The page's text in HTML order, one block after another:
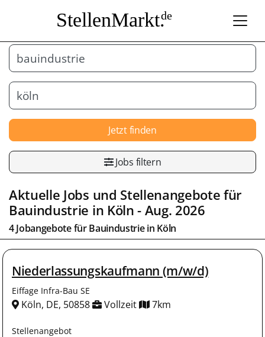
StellenMarkt.de
Jetzt finden
Jobs filtern
Aktuelle Jobs und Stellenangebote für
Bauindustrie in Köln- Aug. 2026
4 Jobangebote fürBauindustriein Köln
Niederlassungskaufmann (m/w/d)
Eiffage Infra-Bau SE
Köln, DE, 50858 Vollzeit 7km
Stellenangebot